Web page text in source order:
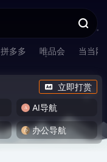
拼多多 唯品会 当当网
立即打赏
AI导航
办公导航